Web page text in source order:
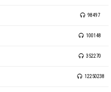
98497
100148
352270
12250238